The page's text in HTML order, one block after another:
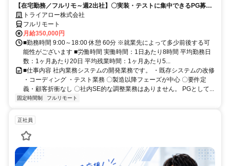
【在宅勤務／フルリモ～週2出社】〇実装・テストに集中できるPG募集
〇業務用端末貸与あり
トライアロー株式会社
フルリモート
月給350,000円
■勤務時間 9:00～18:00 休憩 60分 ※就業先によって多少前後する可
能性がございます ■労働時間 実働時間：1日あたり8時間 平均勤務日
数：1ヶ月あたり20日 平均残業時間：1ヶ月あたり5...
■仕事内容 社内業務システムの開発業務です。 ・既存システムの改修
・コーディング ・テスト業務 〇製造以降フェーズが中心 〇要件定
義・顧客折衝なし 〇社内SE的な調整業務はありません。 PGとして...
固定時間制 フルリモート
正社員